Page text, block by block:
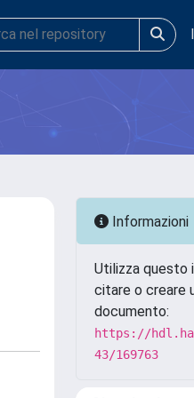
Informazioni
Utilizza questo
citare o creare
documento:
https://
43/169763